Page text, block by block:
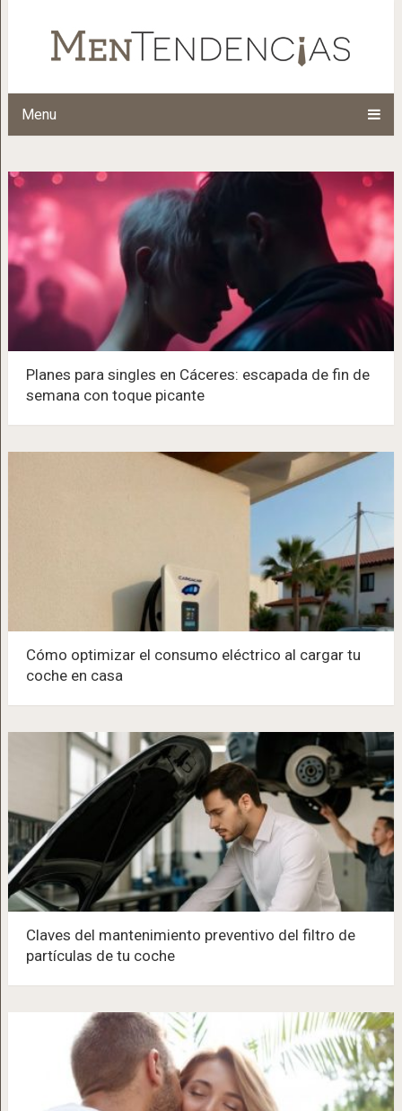
Menu
Planes para singles en Cáceres: escapada de fin de
semana con toque picante
Cómo optimizar el consumo eléctrico al cargar tu
coche en casa
Claves del mantenimiento preventivo del filtro de
partículas de tu coche